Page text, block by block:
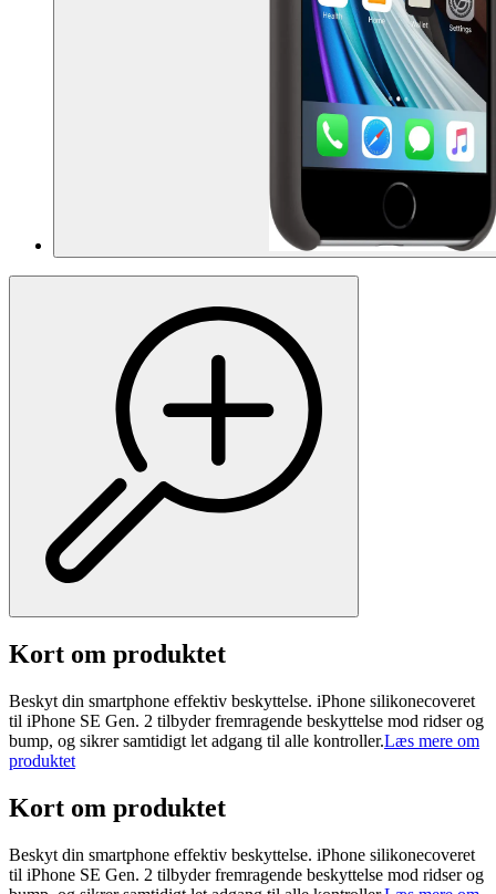
Kort om produktet
Beskyt din smartphone effektiv beskyttelse. iPhone silikonecoveret
til iPhone SE Gen. 2 tilbyder fremragende beskyttelse mod ridser og
bump, og sikrer samtidigt let adgang til alle kontroller.Læs mere om
produktet
Kort om produktet
Beskyt din smartphone effektiv beskyttelse. iPhone silikonecoveret
til iPhone SE Gen. 2 tilbyder fremragende beskyttelse mod ridser og